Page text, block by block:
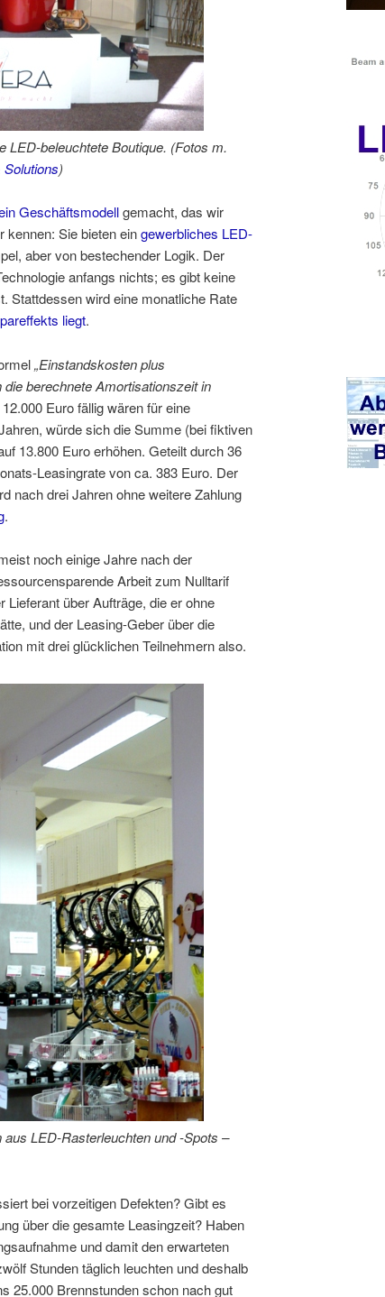
LED-beleuchtete Boutique. (Fotos m.
)
Geschäftsmodellgemacht, das wir
kennen: Sie bieten eingewerbliches LED-
aber von bestechender Logik. Der
anfangs nichts; es gibt keine
Stattdessen wird eine monatliche Rate
liegt.
„Einstandskosten plus
berechnete Amortisationszeit in
Euro fällig wären für eine
würde sich die Summe (bei fiktiven
13.800 Euro erhöhen. Geteilt durch 36
Leasingrate von ca. 383 Euro. Der
nach drei Jahren ohne weitere Zahlung
.
noch einige Jahre nach der
Arbeit zum Nulltarif
über Aufträge, die er ohne
und der Leasing-Geber über die
mit drei glücklichen Teilnehmern also.
LED-Rasterleuchten und -Spots –
bei vorzeitigen Defekten? Gibt es
über die gesamte Leasingzeit? Haben
und damit den erwarteten
Stunden täglich leuchten und deshalb
25.000 Brennstunden schon nach gut